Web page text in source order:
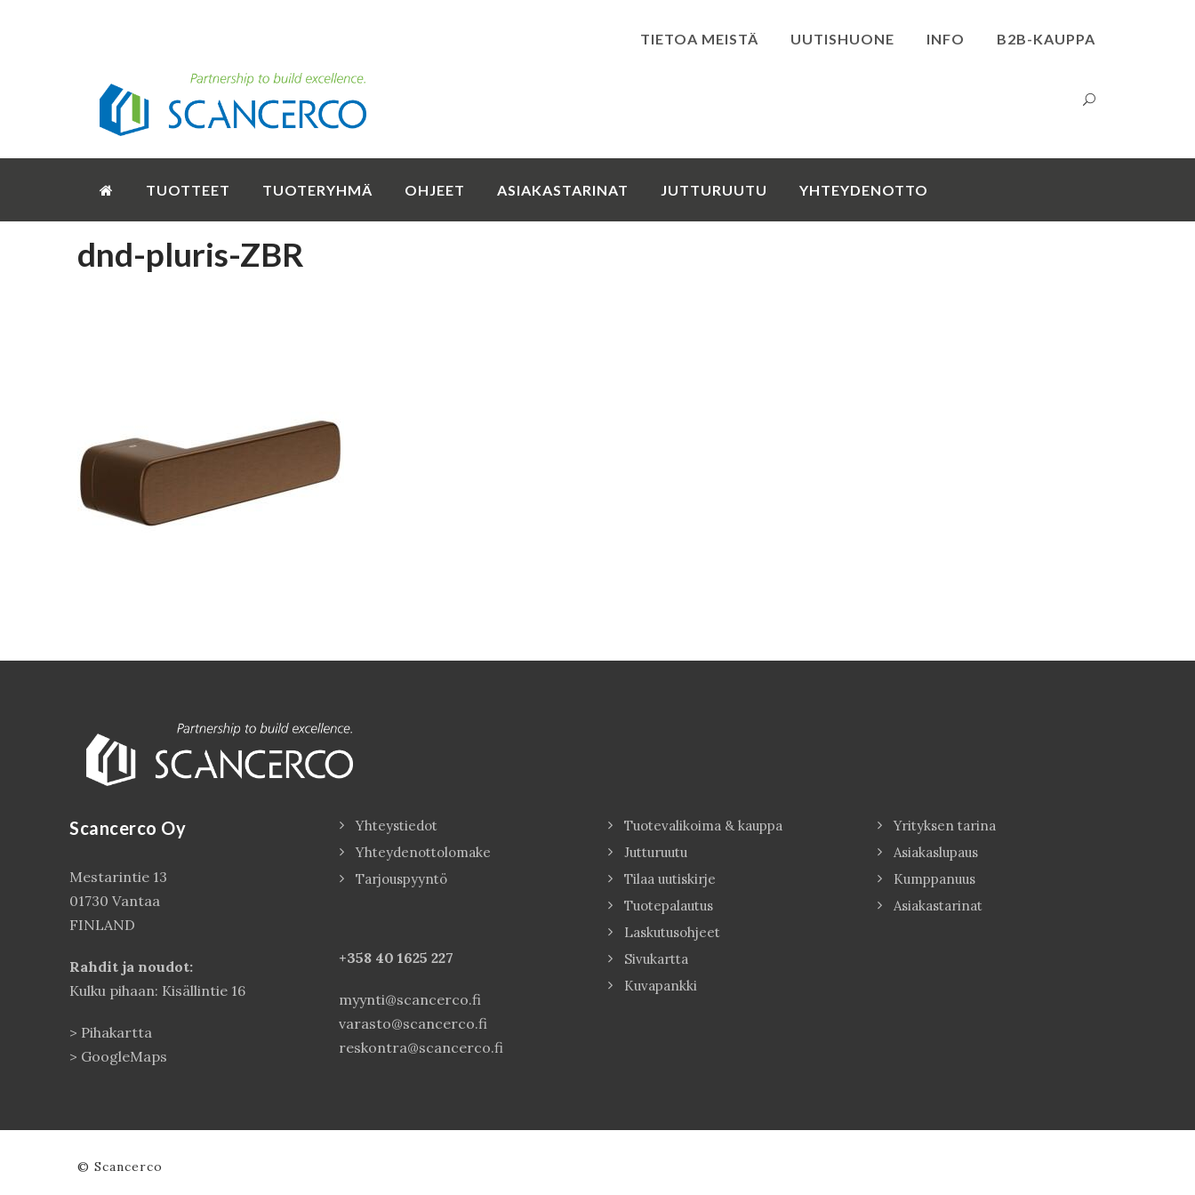
TIETOA MEISTÄ UUTISHUONE INFO B2B-KAUPPA
TUOTTEET TUOTERYHMÄ OHJEET ASIAKASTARINAT JUTTURUUTU YHTEYDENOTTO
dnd-pluris-ZBR
Scancerco Oy
Mestarintie 13
01730 Vantaa
FINLAND
Rahdit ja noudot:
Kulku pihaan: Kisällintie 16
> Pihakartta
> GoogleMaps
Yhteystiedot
Yhteydenottolomake
Tarjouspyyntö
+358 40 1625 227
myynti@scancerco.fi
varasto@scancerco.fi
reskontra@scancerco.fi
Tuotevalikoima & kauppa
Jutturuutu
Tilaa uutiskirje
Tuotepalautus
Laskutusohjeet
Sivukartta
Kuvapankki
Yrityksen tarina
Asiakaslupaus
Kumppanuus
Asiakastarinat
© Scancerco